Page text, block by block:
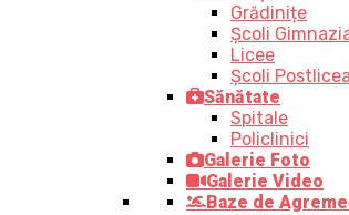
Grădinițe
Școli
Licee
Școli
Sănătate
Spitale
Policlinici
Galerie Foto
Galerie Video
Baze de